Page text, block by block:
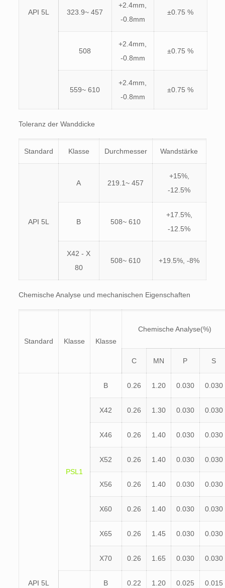
API 5L 323.9~ 457
+2.4mm,
-0.8mm
±0.75 %
508
+2.4mm,
-0.8mm
±0.75 %
559~ 610
+2.4mm,
-0.8mm
±0.75 %
Toleranz der Wanddicke
Standard Klasse Durchmesser Wandstärke
API 5L
A 219.1~ 457
+15%,
-12.5%
B 508~ 610
+17.5%,
-12.5%
X42 - X
80
508~ 610 +19.5%, -8%
Chemische Analyse und mechanischen Eigenschaften
Standard Klasse Klasse
Chemische Analyse(%)
C MN P S
API 5L
PSL1
B 0.26 1.20 0.030 0.030
X42 0.26 1.30 0.030 0.030
X46 0.26 1.40 0.030 0.030
X52 0.26 1.40 0.030 0.030
X56 0.26 1.40 0.030 0.030
X60 0.26 1.40 0.030 0.030
X65 0.26 1.45 0.030 0.030
X70 0.26 1.65 0.030 0.030
B 0.22 1.20 0.025 0.015